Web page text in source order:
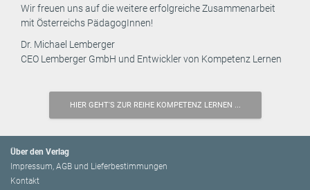
Wir freuen uns auf die weitere erfolgreiche Zusammenarbeit
mit Österreichs PädagogInnen!
Dr. Michael Lemberger
CEO Lemberger GmbH und Entwickler von Kompetenz Lernen
HIER GEHT'S ZUR REIHE KOMPETENZ LERNEN ...
Über den Verlag
Impressum, AGB und Lieferbestimmungen
Kontakt